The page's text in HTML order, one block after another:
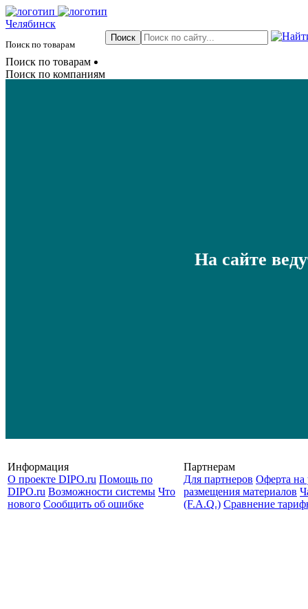
Челябинск
Поиск по товарам
Поиск по товарам
Поиск по компаниям
На сайте
Информация
О проекте DIPO.ru Помощь по
DIPO.ru Возможности системы Что
нового Сообщить об ошибке
Партнерам
Для партнеров Оферта на
размещения материалов
(F.A.Q.) Cравнение